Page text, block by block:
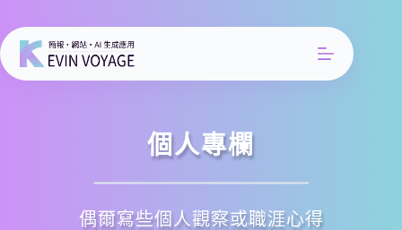
至
主
要
個人專欄
偶爾寫些個人觀察或職涯心得